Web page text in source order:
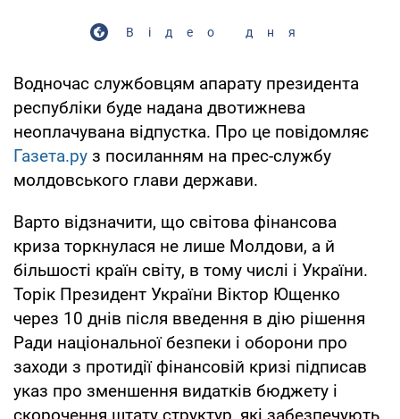
Відео дня
Водночас службовцям апарату президента
республіки буде надана двотижнева
неоплачувана відпустка. Про це повідомляє
Газета.ру з посиланням на прес-службу
молдовського глави держави.
Варто відзначити, що світова фінансова
криза торкнулася не лише Молдови, а й
більшості країн світу, в тому числі і України.
Торік Президент України Віктор Ющенко
через 10 днів після введення в дію рішення
Ради національної безпеки і оборони про
заходи з протидії фінансовій кризі підписав
указ про зменшення видатків бюджету і
скорочення штату структур, які забезпечують